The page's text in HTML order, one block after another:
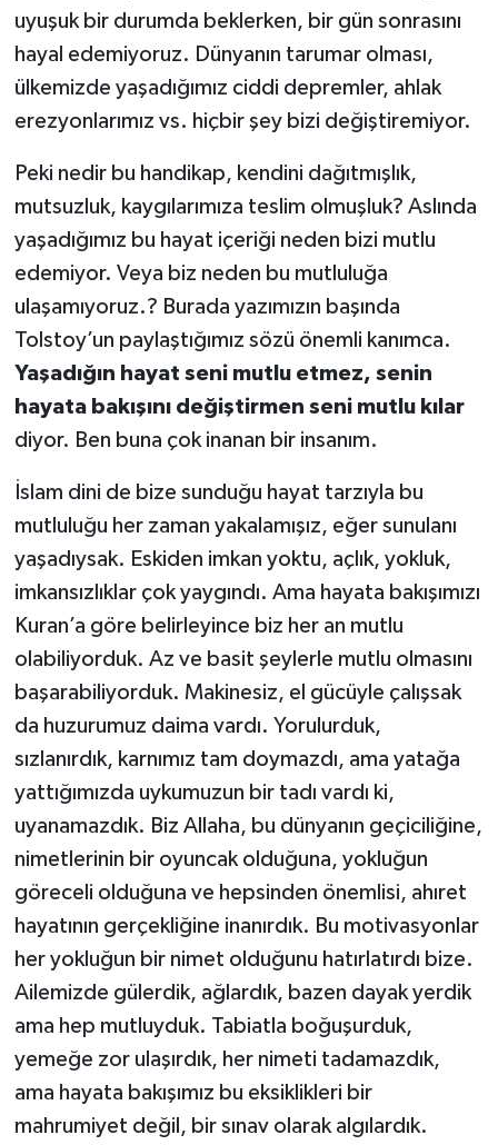
uyuşuk bir durumda beklerken, bir gün sonrasını
hayal edemiyoruz. Dünyanın tarumar olması,
ülkemizde yaşadığımız ciddi depremler, ahlak
erezyonlarımız vs. hiçbir şey bizi değiştiremiyor.
Peki nedir bu handikap, kendini dağıtmışlık,
mutsuzluk, kaygılarımıza teslim olmuşluk? Aslında
yaşadığımız bu hayat içeriği neden bizi mutlu
edemiyor. Veya biz neden bu mutluluğa
ulaşamıyoruz.? Burada yazımızın başında
Tolstoy’un paylaştığımız sözü önemli kanımca.
Yaşadığın hayat seni mutlu etmez, senin
hayata bakışını değiştirmen seni mutlu kılar
diyor. Ben buna çok inanan bir insanım.
İslam dini de bize sunduğu hayat tarzıyla bu
mutluluğu her zaman yakalamışız, eğer sunulanı
yaşadıysak. Eskiden imkan yoktu, açlık, yokluk,
imkansızlıklar çok yaygındı. Ama hayata bakışımızı
Kuran’a göre belirleyince biz her an mutlu
olabiliyorduk. Az ve basit şeylerle mutlu olmasını
başarabiliyorduk. Makinesiz, el gücüyle çalışsak
da huzurumuz daima vardı. Yorulurduk,
sızlanırdık, karnımız tam doymazdı, ama yatağa
yattığımızda uykumuzun bir tadı vardı ki,
uyanamazdık. Biz Allaha, bu dünyanın geçiciliğine,
nimetlerinin bir oyuncak olduğuna, yokluğun
göreceli olduğuna ve hepsinden önemlisi, ahıret
hayatının gerçekliğine inanırdık. Bu motivasyonlar
her yokluğun bir nimet olduğunu hatırlatırdı bize.
Ailemizde gülerdik, ağlardık, bazen dayak yerdik
ama hep mutluyduk. Tabiatla boğuşurduk,
yemeğe zor ulaşırdık, her nimeti tadamazdık,
ama hayata bakışımız bu eksiklikleri bir
mahrumiyet değil, bir sınav olarak algılardık.